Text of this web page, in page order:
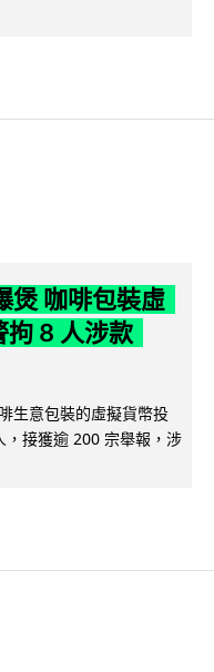
煲 咖啡包裝虛
拘 8 人涉款
生意包裝的虛擬貨幣投
接獲逾 200 宗舉報，涉